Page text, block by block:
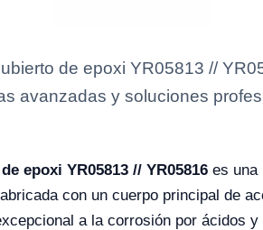
de epoxi YR05813 //
avanzadas y soluciones
epoxi YR05813 // YR05816 es una
con un cuerpo principal de
a la corrosión por ácidos